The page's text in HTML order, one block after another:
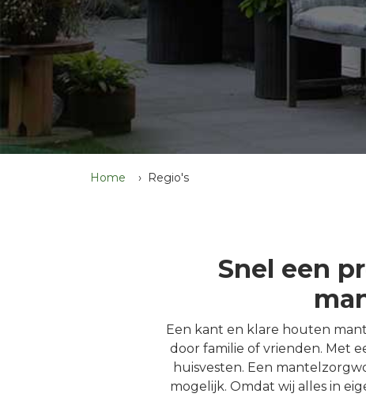
Home Regio's
Snel een
Een kant en klare houten
door familie of vrienden. Met
huisvesten. Een
mogelijk. Omdat wij alles in